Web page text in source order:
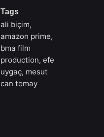
Tags
ali biçim,
amazon prime,
bma film
production,efe
uygaç, mesut
can tomay